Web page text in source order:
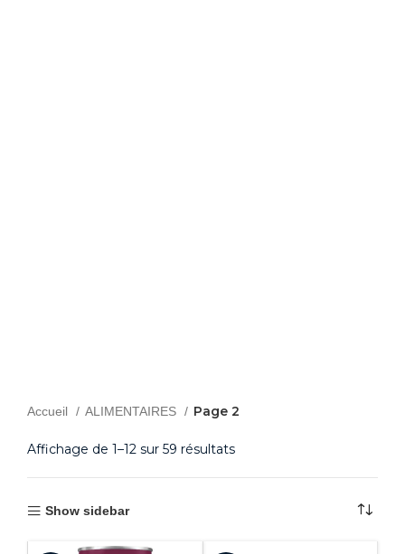
Accueil ALIMENTAIRES Page 2
Affichage de 1–12 sur 59 résultats
Show sidebar